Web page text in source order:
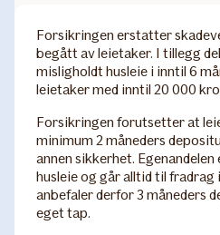
Forsikringen erstatter
begått av leietaker. I tillegg
misligholdt husleie i inntil 6
leietaker med inntil 20 000
Forsikringen forutsetter at
minimum 2 måneders
annen sikkerhet.
husleie og går alltid til
anbefaler derfor 3 måneders
eget tap.